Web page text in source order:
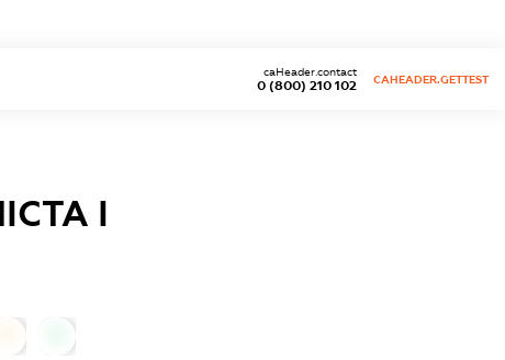
0 (800) 210 102
caHeader.contact
CAHEADER.GETTEST
І